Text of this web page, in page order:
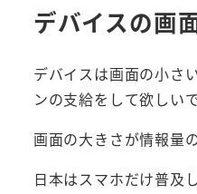
デバイスの画
デバイスは画面の小さ
ンの支給をして欲しいで
画面の大きさが情報量
日本はスマホだけ普及